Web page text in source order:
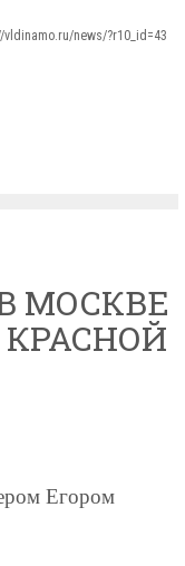
vldinamo.ru/news/?r10_id=43
МОСКВЕ
Егором